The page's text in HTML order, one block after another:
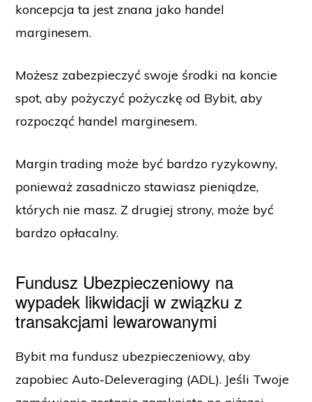
koncepcja ta jest znana jako handel
marginesem.
Możesz zabezpieczyć swoje środki na koncie
spot, aby pożyczyć pożyczkę od Bybit, aby
rozpocząć handel marginesem.
Margin trading może być bardzo ryzykowny,
ponieważ zasadniczo stawiasz pieniądze,
których nie masz. Z drugiej strony, może być
bardzo opłacalny.
Fundusz Ubezpieczeniowy na
wypadek likwidacji w związku z
transakcjami lewarowanymi
Bybit ma fundusz ubezpieczeniowy, aby
zapobiec Auto-Deleveraging (ADL). Jeśli Twoje